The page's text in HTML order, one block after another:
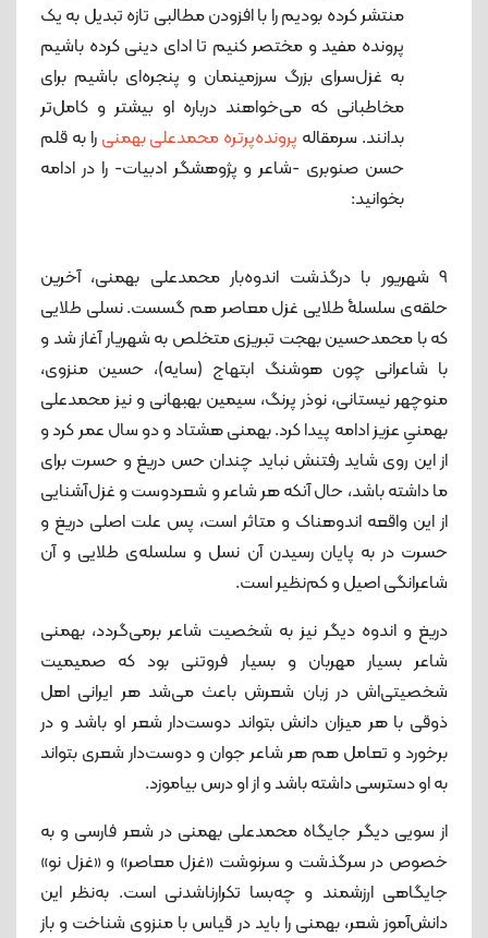
منتشر کرده بودیم را با افزودن مطالبی تازه تبدیل به یک
پرونده مفید و مختصر کنیم تا ادای دینی کرده باشیم
به غزل‌سرای بزرگ سرزمینمان و پنجره‌ای باشیم برای
مخاطبانی که می‌خواهند درباره او بیشتر و کامل‌تر
بدانند. سرمقاله پرونده‌پرتره محمدعلی بهمنی را به قلم
حسن صنوبری -شاعر و پژوهشگر ادبیات- را در ادامه
بخوانید:
9 شهریور با درگذشت اندوه‌بار محمدعلی بهمنی، آخرین
حلقه‌ی سلسلۀ طلایی غزل معاصر هم گسست. نسلی طلایی
که با محمدحسین بهجت تبریزی متخلص به شهریار آغاز شد و
با شاعرانی چون هوشنگ ابتهاج (سایه)، حسین منزوی،
منوچهر نیستانی، نوذر پرنگ، سیمین بهبهانی و نیز محمدعلی
بهمنیِ عزیز ادامه پیدا کرد. بهمنی هشتاد و دو سال عمر کرد و
از این روی شاید رفتنش نباید چندان حس دریغ و حسرت برای
ما داشته باشد، حال آنکه هر شاعر و شعردوست و غزل‌آشنایی
از این واقعه اندوهناک و متاثر است، پس علت اصلی دریغ و
حسرت در به پایان رسیدن آن نسل و سلسله‌ی طلایی و آن
شاعرانگی اصیل و کم‌نظیر است.
دریغ و اندوه دیگر نیز به شخصیت شاعر برمی‌گردد، بهمنی
شاعر بسیار مهربان و بسیار فروتنی بود که صمیمیت
شخصیتی‌اش در زبان شعرش باعث می‌شد هر ایرانی اهل
ذوقی با هر میزان دانش بتواند دوست‌دار شعر او باشد و در
برخورد و تعامل هم هر شاعر جوان و دوست‌دار شعری بتواند
به او دسترسی داشته باشد و از او درس بیاموزد.
از سویی دیگر جایگاه محمدعلی بهمنی در شعر فارسی و به
خصوص در سرگذشت و سرنوشت «غزل معاصر» و «غزل نو»
جایگاهی ارزشمند و چه‌بسا تکرارناشدنی است. به‌نظر این
دانش‌‌آموز شعر، بهمنی را باید در قیاس با منزوی شناخت و باز